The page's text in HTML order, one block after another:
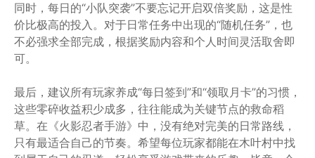
同时，每日的“小队突袭”不要忘记开启双倍奖励，这是性
价比极高的投入。对于日常任务中出现的“随机任务”，也
不必强求全部完成，根据奖励内容和个人时间灵活取舍即
可。
最后，建议所有玩家养成“每日签到”和“领取月卡”的习惯，
这些零碎收益积少成多，往往能成为关键节点的救命稻
草。在《火影忍者手游》中，没有绝对完美的日常路线，
只有最适合自己的节奏。希望每位玩家都能在木叶村中找